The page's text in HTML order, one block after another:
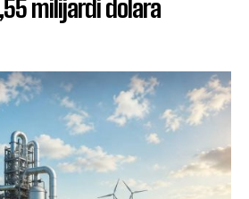
milijardi dolara